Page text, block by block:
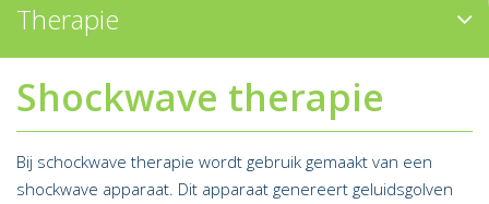
Therapie
Shockwave therapie
Bij schockwave therapie wordt gebruik gemaakt van een
shockwave apparaat. Dit apparaat genereert geluidsgolven